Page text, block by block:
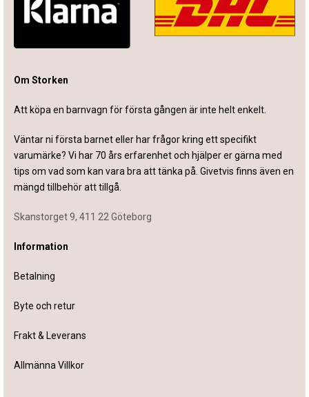
Om Storken
Att köpa en barnvagn för första gången är inte helt enkelt.
Väntar ni första barnet eller har frågor kring ett specifikt
varumärke? Vi har 70 års erfarenhet och hjälper er gärna med
tips om vad som kan vara bra att tänka på. Givetvis finns även en
mängd tillbehör att tillgå.
Skanstorget 9, 411 22 Göteborg
Information
Betalning
Byte och retur
Frakt & Leverans
Allmänna Villkor